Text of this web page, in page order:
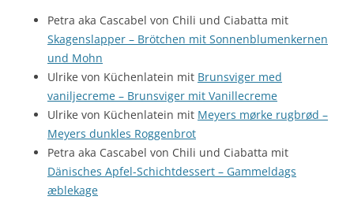
Petra aka Cascabel von Chili und Ciabatta mit
Skagenslapper – Brötchen mit Sonnenblumenkernen
und Mohn
Ulrike von Küchenlatein mit Brunsviger med
vaniljecreme – Brunsviger mit Vanillecreme
Ulrike von Küchenlatein mit Meyers mørke rugbrød –
Meyers dunkles Roggenbrot
Petra aka Cascabel von Chili und Ciabatta mit
Dänisches Apfel-Schichtdessert – Gammeldags
æblekage